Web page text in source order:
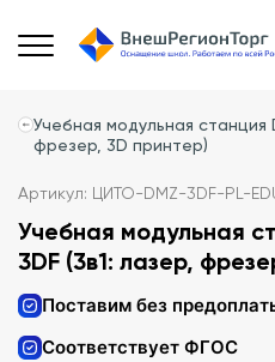
Учебная модульная станция
фрезер, 3D принтер)
Артикул: ЦИТО-DMZ-3DF-PL-
Учебная модульная
3DF (3в1: лазер,
Поставим без
Соответствует ФГОС